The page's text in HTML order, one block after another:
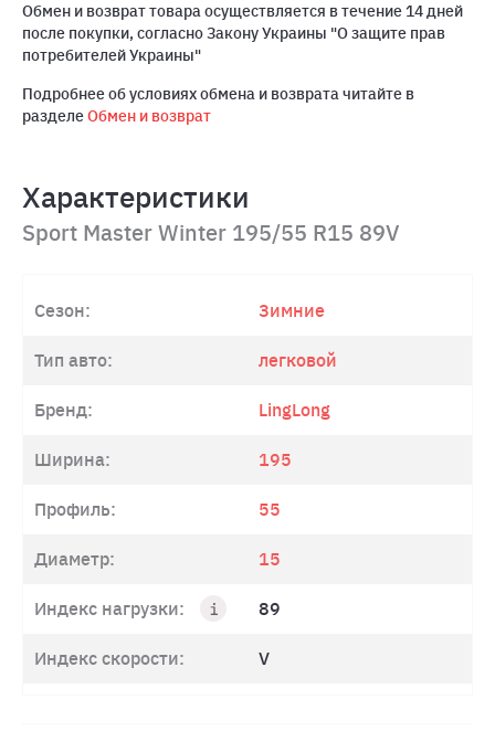
Обмен и возврат товара осуществляется в течение 14 дней
после покупки, согласно Закону Украины "О защите прав
потребителей Украины"
Подробнее об условиях обмена и возврата читайте в
разделеОбмен и возврат
Характеристики
Sport Master Winter 195/55 R15 89V
Сезон: Зимние
Тип авто: легковой
Бренд: LingLong
Ширина: 195
Профиль: 55
Диаметр: 15
Индекс нагрузки: 89
Индекс скорости: V